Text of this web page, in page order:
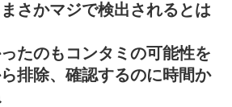
さかマジで検出されるとは
たのもコンタミの可能性を
排除、確認するのに時間か